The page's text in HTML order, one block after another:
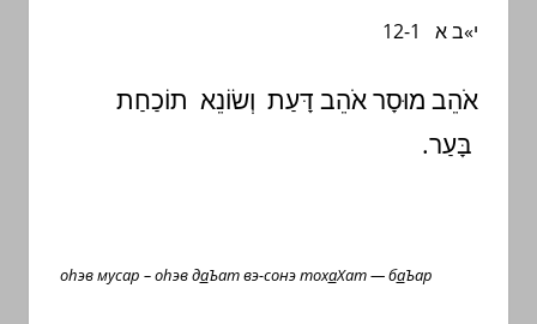
י»בא 12-1
אֹהֵב מוּסָר אֹהֵב דָּעַת וְשׂוֹנֵא תוֹכַחַת
בָּעַר.
оhэв мусар – оhэв даЪат вэ-сонэ тохаХат — баЪар